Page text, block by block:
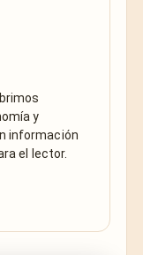
y
información
el lector.